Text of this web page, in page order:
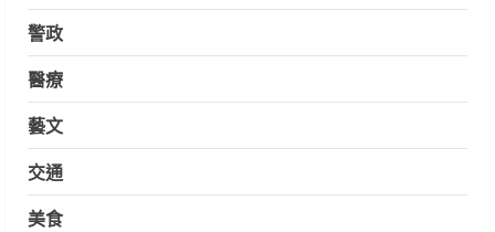
警政
醫療
藝文
交通
美食